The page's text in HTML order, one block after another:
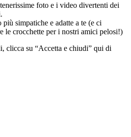
foto e i video divertenti dei
simpatiche e adatte a te (e ci
le crocchette per i nostri amici pelosi!)
clicca su “Accetta e chiudi” qui di